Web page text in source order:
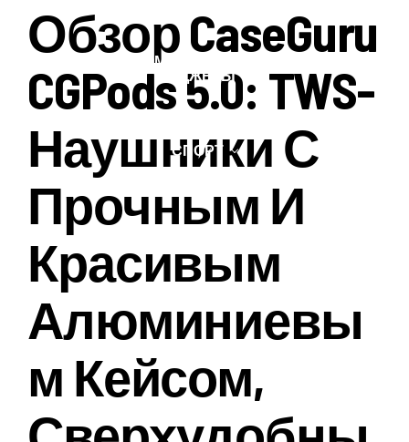
КОМПЬЮТЕРЫ И
ГАДЖЕТЫ
СПОРТ
Обзор CaseGuru
CGPods 5.0: TWS-
Наушники С
Прочным И
Красивым
Алюминиевы
М Кейсом,